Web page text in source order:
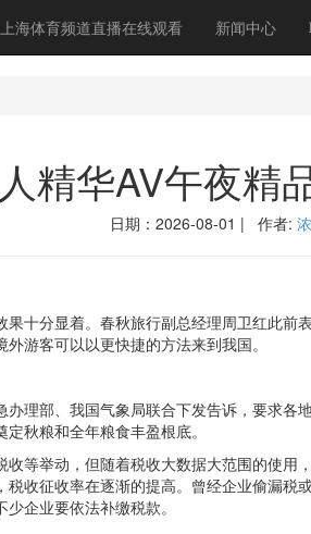
上海体育频道直播在线观看 新闻中心
精华AV午夜精
日期：2026-08-01 | 作者:
分显着。春秋旅行副总经理周卫红此前
游客可以以更快捷的方法来到我国。
部、我国气象局联合下发告诉，要求各
秋粮和全年粮食丰盈根底。
举动，但随着税收大数据大范围的使用
收征收率在逐渐的提高。曾经企业偷漏税
企业要依法补缴税款。